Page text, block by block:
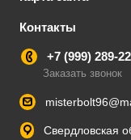
Контакты
+7 (999) 289-
Заказать звонок
Свердловская